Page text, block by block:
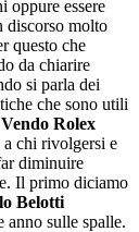
oppure essere
discorso molto
questo che
da chiarire
si parla dei
che sono utili
Vendo Rolex
a chi rivolgersi e
diminuire
Il primo diciamo
Belotti
anno sulle spalle.